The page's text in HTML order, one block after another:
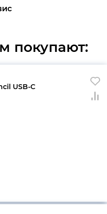
покупают:
USB-C